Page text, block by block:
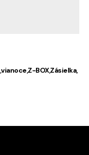
vianoceZ-BOXZásielka